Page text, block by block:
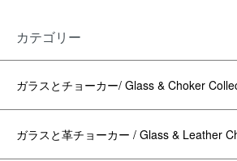
カテゴリー
ガラスとチョーカー/ Glass & Choker
ガラスと革チョーカー / Glass & Leather